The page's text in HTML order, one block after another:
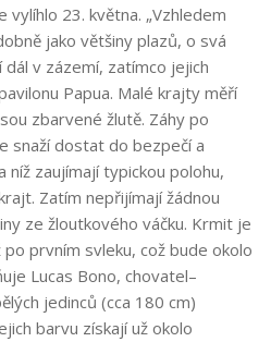
23. května. „Vzhledem
jako většiny plazů, o svá
v zázemí, zatímco jejich
Papua. Malé krajty měří
zbarvené žlutě. Záhy po
snaží dostat do bezpečí a
níž zaujímají typickou polohu,
Zatím nepřijímají žádnou
ze žloutkového váčku. Krmit je
prvním svleku, což bude okolo
Lucas Bono, chovatel–
jedinců (cca 180 cm)
barvu získají už okolo